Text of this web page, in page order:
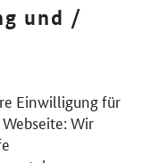
und /
Einwilligung für
Wir